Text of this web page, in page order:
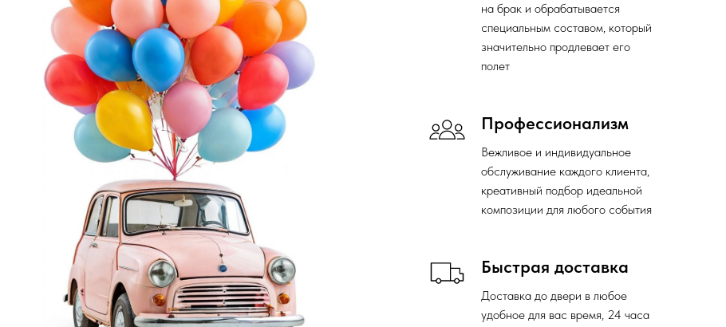
на брак и обрабатывается
специальным составом, который
значительно продлевает его
полет
Профессионализм
Вежливое и индивидуальное
обслуживание каждого клиента,
креативный подбор идеальной
композиции для любого события
Быстрая доставка
Доставка до двери в любое
удобное для вас время, 24 часа